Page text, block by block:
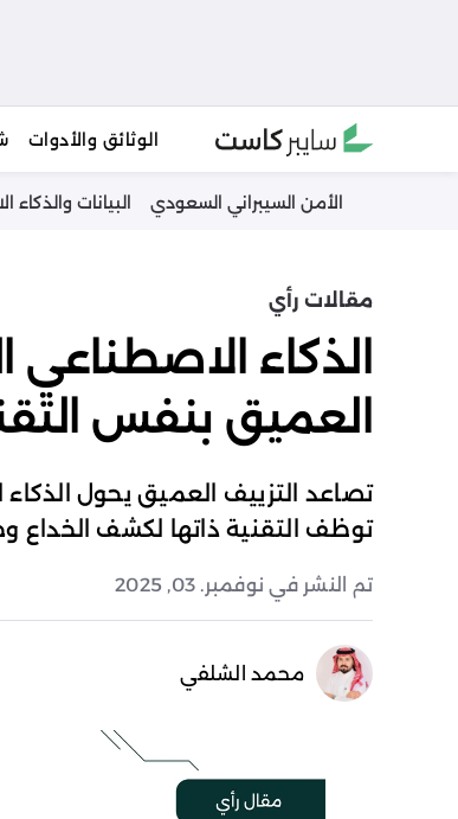
الوثائق والأدوات
الأمن السيبراني السعودي البيانات والذكاء
مقالات رأي
الذكاء
العميق بنفس
تصاعد التزييف العميق يحول
توظف التقنية ذاتها لكشف الخداع
تم النشر في نوفمبر. 03, 2025
محمد الشلفي